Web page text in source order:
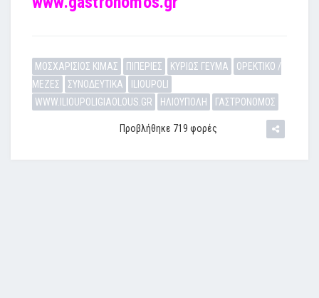
ΜΟΣΧΑΡΙΣΙΟΣ ΚΙΜΑΣ ΠΙΠΕΡΙΕΣ ΚΥΡΙΩΣ ΓΕΥΜΑ
ΟΡΕΚΤΙΚΟ /
ΜΕΖΕΣ
ΣΥΝΟΔΕΥΤΙΚΑ
ILIOUPOLI
WWW.ILIOUPOLIGIAOLOUS.GR
ΗΛΙΟΥΠΟΛΗ ΓΑΣΤΡΟΝΟΜΟΣ
Προβλήθηκε 719 φορές